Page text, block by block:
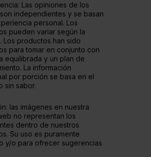
Las opiniones de los
independientes y se basan
personal. Los
pueden variar según la
Los productos han sido
para tomar en conjunto con
equilibrada y un plan de
La información
por porción se basa en el
sin sabor.
las imágenes en nuestra
no representan los
dentro de nuestros
Su uso es puramente
y/o para ofrecer sugerencias